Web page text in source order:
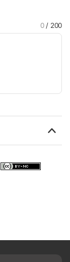
0/ 200